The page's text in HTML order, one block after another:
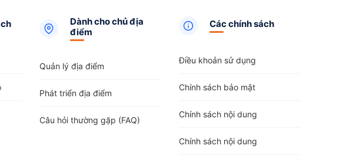
Dành cho chủ địa
điểm
Quản lý địa điểm
Phát triển địa điểm
Câu hỏi thường gặp (FAQ)
Các chính sách
Điều khoản sử dụng
Chính sách bảo mật
Chính sách nội dung
Chính sách nội dung